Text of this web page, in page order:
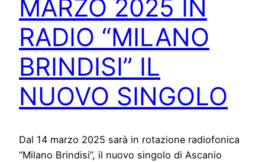
MARZO 2025 IN
RADIO “MILANO
BRINDISI” IL
NUOVO SINGOLO
Dal 14 marzo 2025 sarà in rotazione radiofonica
“Milano Brindisi”, il nuovo singolo di Ascanio